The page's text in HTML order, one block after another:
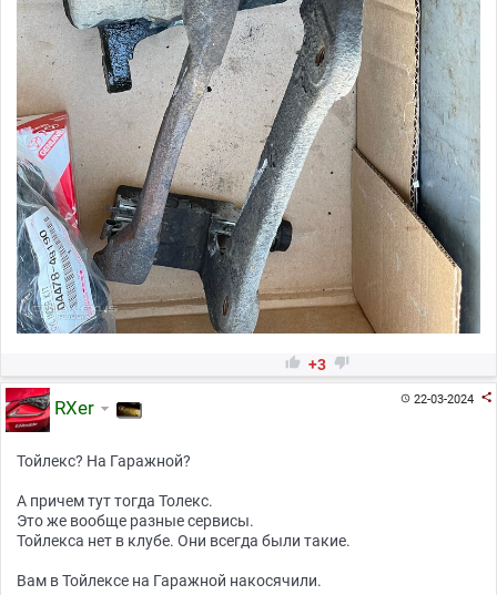
 +3 
22-03-2024 
RXer
Тойлекс? На Гаражной?
А причем тут тогда Толекс.
Это же вообще разные сервисы.
Тойлекса нет в клубе. Они всегда были такие.
Вам в Тойлексе на Гаражной накосячили.